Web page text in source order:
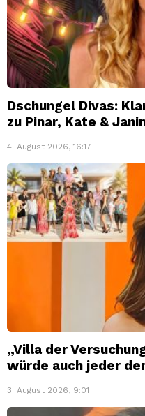
Dschungel Divas:
zu Pinar, Kate &
4. August 2026, 16:17
„Villa der
würde auch jeder
3. August 2026, 9:01